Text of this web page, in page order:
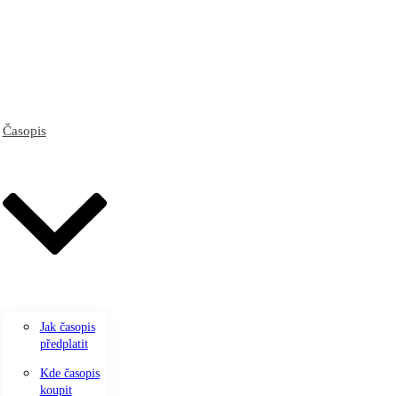
Časopis
Jak časopis
předplatit
Kde časopis
koupit